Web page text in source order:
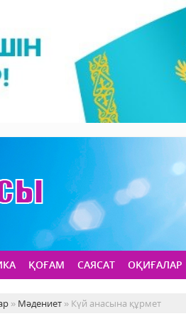
ҚОҒАМ САЯСАТ ОҚИҒАЛАР
» Мәдениет » Күй анасына құрмет